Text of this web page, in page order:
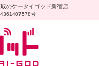
のケータイゴッド新宿店
号